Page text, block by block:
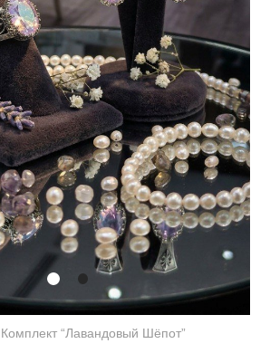
Комплект “Лавандовый Шёпот”